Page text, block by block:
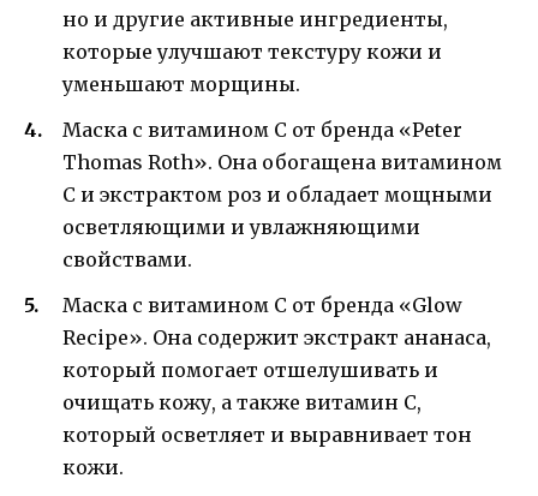
но и другие активные ингредиенты,
которые улучшают текстуру кожи и
уменьшают морщины.
Маска с витамином С от бренда «Peter
Thomas Roth». Она обогащена витамином
С и экстрактом роз и обладает мощными
осветляющими и увлажняющими
свойствами.
Маска с витамином С от бренда «Glow
Recipe». Она содержит экстракт ананаса,
который помогает отшелушивать и
очищать кожу, а также витамин С,
который осветляет и выравнивает тон
кожи.